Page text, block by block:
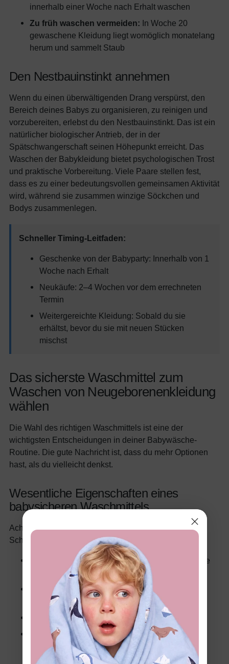
innerhalb einer Woche nach Erhalt waschen
Zu früh waschen vermeiden: In Woche 20
gewaschene Kleidung liegt womöglich monatelang
herum und sammelt Staub
Den Nestbauinstinkt annehmen
Wenn du einen überwältigenden Drang verspürst, den
Bereich deines Babys zu organisieren, zu reinigen und
vorzubereiten, erlebst du den Nestbauinstinkt. Das ist ein
natürlicher biologischer Antrieb, der in der
Spätschwangerschaft seinen Höhepunkt erreicht. Das
Waschen der Babykleidung bietet psychologischen Trost
und praktische Vorbereitung. Viele Paare stellen fest,
dass es zu einer bedeutungsvollen gemeinsamen Aktivität
wird, während sie zusammen winzige Söckchen und
Bodys zusammenlegen.
Schneller Timing-Leitfaden:
Geschenke von der Babyparty: Innerhalb von 1
Woche nach Erhalt
Neukäufe: 2–4 Wochen vor dem errechneten
Termin
Weitergereichte Kleidung: Sobald du sie
erhältst, bevor du sie mit neuen Stücken
mischst
Das sicherste Waschmittel zum
Waschen von Neugeborenenkleidung
wählen
Die Wahl des richtigen Waschmittels ist eine der
wichtigsten Entscheidungen in deiner Babywäsche-
Routine. Die gute Nachricht ist, dass du mehr Optionen
hast, als du vielleicht denkst.
Wesentliche Eigenschaften eines
babysicheren Waschmittels
Achte beim Waschmittelkauf auf diese
Schlüsselmerkmale:
Duftstofffrei:Synthetische Duftstoffe sind häufige
Hautreizstoffe
Hypoallergen:Formuliert, um allergische
Reaktionen zu reduzieren
Farbstofffrei:Keine unnötigen Farbstoffe
Von Dermatolog*innen oder Kinderärzt*innen
empfohlen:Fachliche Empfehlungen schaffen
Vertrauen